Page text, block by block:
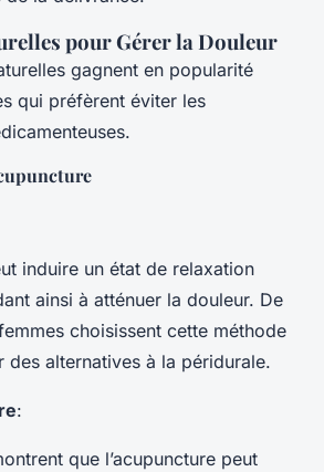
pour Gérer la Douleur
gagnent en popularité
qui préfèrent éviter les
induire un état de relaxation
ainsi à atténuer la douleur. De
choisissent cette méthode
des alternatives à la péridurale.
:
que l’acupuncture peut